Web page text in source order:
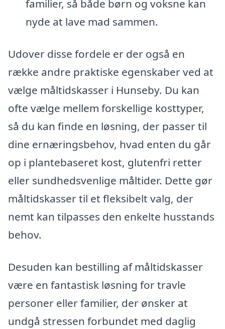
familier, så både børn og voksne kan
nyde at lave mad sammen.
Udover disse fordele er der også en
række andre praktiske egenskaber ved at
vælge måltidskasser i Hunseby. Du kan
ofte vælge mellem forskellige kosttyper,
så du kan finde en løsning, der passer til
dine ernæringsbehov, hvad enten du går
op i plantebaseret kost, glutenfri retter
eller sundhedsvenlige måltider. Dette gør
måltidskasser til et fleksibelt valg, der
nemt kan tilpasses den enkelte husstands
behov.
Desuden kan bestilling af måltidskasser
være en fantastisk løsning for travle
personer eller familier, der ønsker at
undgå stressen forbundet med daglig